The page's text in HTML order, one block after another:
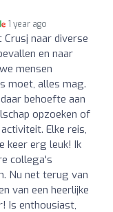
1 year ago
Crusj naar diverse
en naar
mensen
moet, alles mag.
behoefte aan
opzoeken of
Elke reis,
keer erg leuk! Ik
collega's
Nu net terug van
van een heerlijke
Is enthousiast,